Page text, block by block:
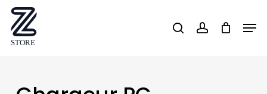
Skip
main
searchaccountClose